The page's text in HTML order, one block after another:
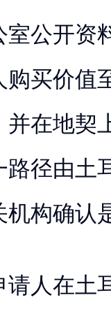
室公开资
购买价值
并在地契
路径由土
机构确认
请人在土